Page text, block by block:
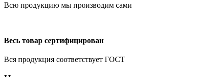
Всю продукцию мы производим сами
Весь товар сертифицирован
Вся продукция соответствует ГОСТ